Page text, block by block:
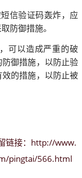
信验证码轰炸，应
防御措施。
可以造成严重的破
御措施，以防止验
的措施，以防止被
链接： http://www.
pingtai/566.html